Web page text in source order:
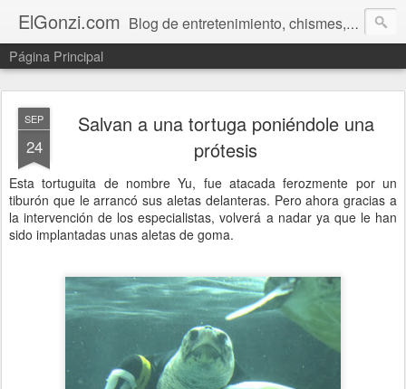
ElGonzi.com Blog de entretenimiento, chismes, humor, farándula, curiosidades, ovnis, noticias calientes, fotos, videos, paranormal y ¡más!
Página Principal
SEP
24
Salvan a una tortuga poniéndole una
prótesis
Esta tortuguita de nombre Yu, fue atacada ferozmente por un
tiburón que le arrancó sus aletas delanteras. Pero ahora gracias a
la intervención de los especialistas, volverá a nadar ya que le han
sido implantadas unas aletas de goma.